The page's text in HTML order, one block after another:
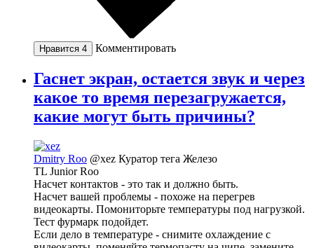
Нравится 4 Комментировать
Гаснет экран, остается звук и через
какое то время перезагружается,
какие могут быть причины?
Dmitry Roo @xez Куратор тега Железо
TL Junior Roo
Насчет контактов - это так и должно быть.
Насчет вашей проблемы - похоже на перегрев
видеокарты. Помониторьте температуры под нагрузкой.
Тест фурмарк подойдет.
Если дело в температуре - снимите охлаждение с